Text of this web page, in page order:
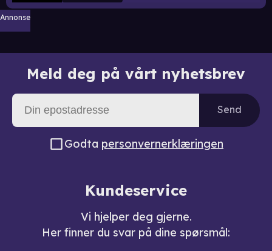
Annonse
Meld deg på vårt nyhetsbrev
Send
Godta personvernerklæringen
Kundeservice
Vi hjelper deg gjerne.
Her finner du svar på dine spørsmål: